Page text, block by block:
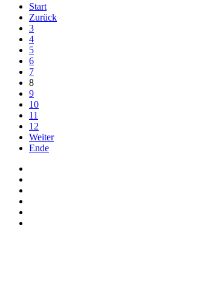
Start
Zurück
3
4
5
6
7
8
9
10
11
12
Weiter
Ende